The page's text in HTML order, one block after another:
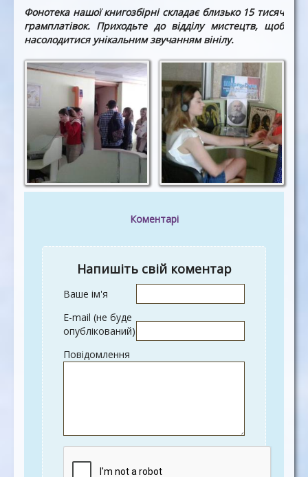
Фонотека нашої книгозбірні складає близько 15 тисяч
грамплатівок. Приходьте до відділу мистецтв, щоб
насолодитися унікальним звучанням вінілу.
Коментарі
Напишіть свій коментар
Ваше ім'я
E-mail (не буде
опублікований)
Повідомлення